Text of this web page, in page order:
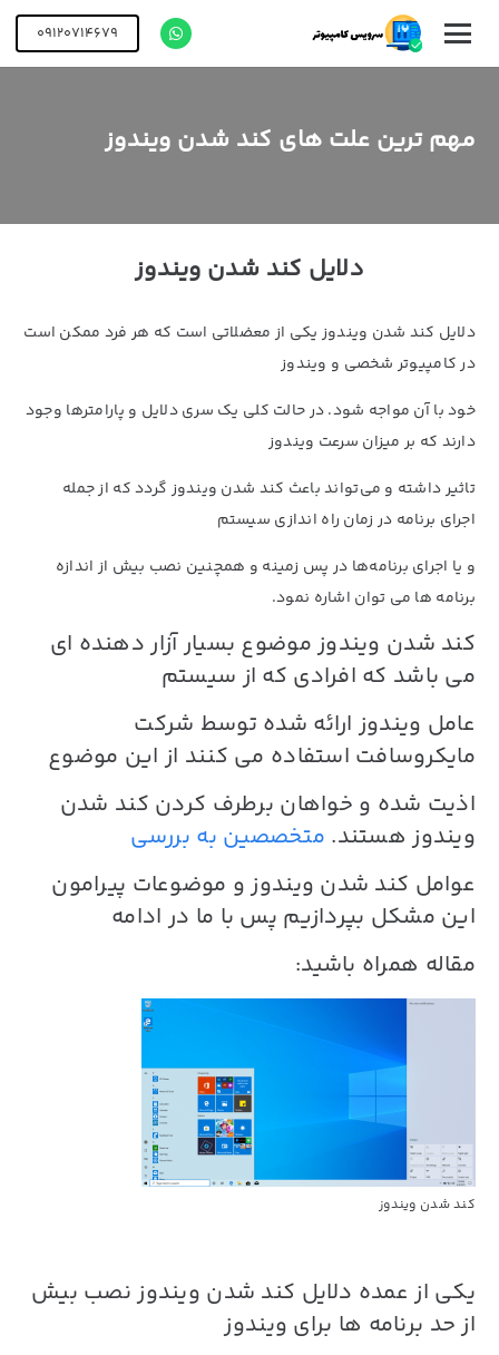
09120714679
مهم ترین علت های کند شدن ویندوز
دلایل کند شدن ویندوز
دلایل کند شدن ویندوز یکی از معضلاتی است که هر فرد ممکن است
در کامپیوتر شخصی و ویندوز
خود با آن مواجه شود. در حالت کلی یک سری دلایل و پارامترها وجود
دارند که بر میزان سرعت ویندوز
تاثیر داشته و می‌تواند باعث کند شدن ویندوز گردد که از جمله
اجرای برنامه در زمان راه اندازی سیستم
و یا اجرای برنامه‌ها در پس زمینه و همچنین نصب بیش از اندازه
برنامه ها می توان اشاره نمود.
کند شدن ویندوزموضوع بسیار آزار دهنده ای
می باشد که افرادی که از سیستم
عامل ویندوز ارائه شده توسط شرکت
مایکروسافت استفاده می کنند از این موضوع
اذیت شده و خواهان برطرف کردن کند شدن
ویندوزهستند. متخصصین به بررسی
عوامل کند شدن ویندوزو موضوعات پیرامون
این مشکل بپردازیم پس با ما در ادامه
مقاله همراه باشید:
کند شدن ویندوز
یکی از عمده دلایل کند شدن ویندوزنصب بیش
از حد برنامه ها برای ویندوز